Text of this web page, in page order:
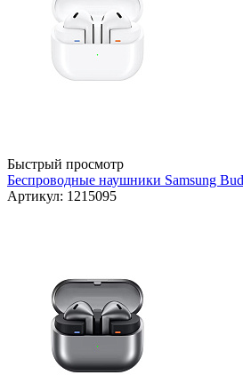
Быстрый просмотр
Беспроводные наушники Samsung
Артикул: 1215095